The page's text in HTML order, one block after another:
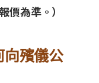
價為準。）
向殯儀公